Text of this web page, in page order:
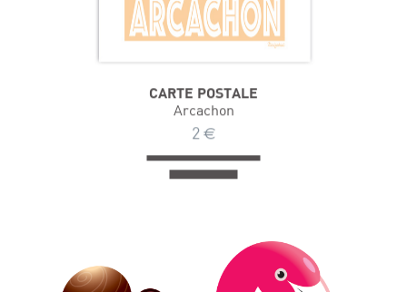
Arcachon
2€